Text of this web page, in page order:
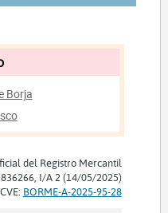
Borja
del Registro Mercantil
I/A 2 (14/05/2025)
CVE: BORME-A-2025-95-28